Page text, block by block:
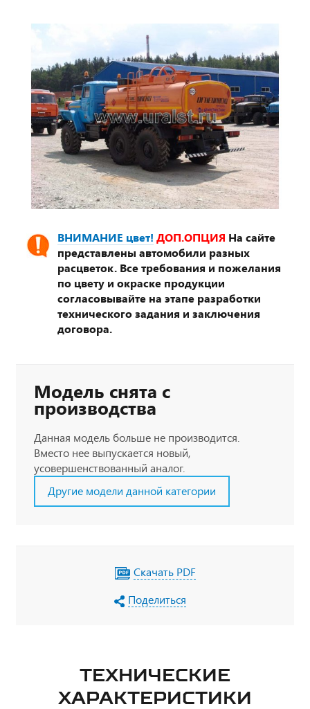
ВНИМАНИЕ цвет! ДОП.ОПЦИЯ На сайте
представлены автомобили разных
расцветок. Все требования и пожелания
по цвету и окраске продукции
согласовывайте на этапе разработки
технического задания и заключения
договора.
Модель снята с
производства
Данная модель больше не производится.
Вместо нее выпускается новый,
усовершенствованный аналог.
Другие модели данной категории
Скачать PDF
Поделиться
ТЕХНИЧЕСКИЕ
ХАРАКТЕРИСТИКИ